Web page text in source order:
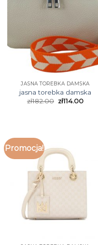
JASNA TOREBKA DAMSKA
jasna torebka damska
zł182.00 zł114.00
Promocja!